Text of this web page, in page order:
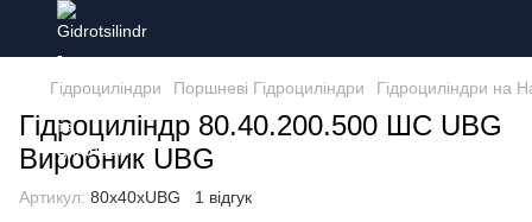
Гідроциліндри Поршневі Гідроциліндри Гідроциліндри на
Гідроциліндр 80.40.200.500 ШС UBG
Виробник UBG
Артикул: 80х40хUBG 1 відгук